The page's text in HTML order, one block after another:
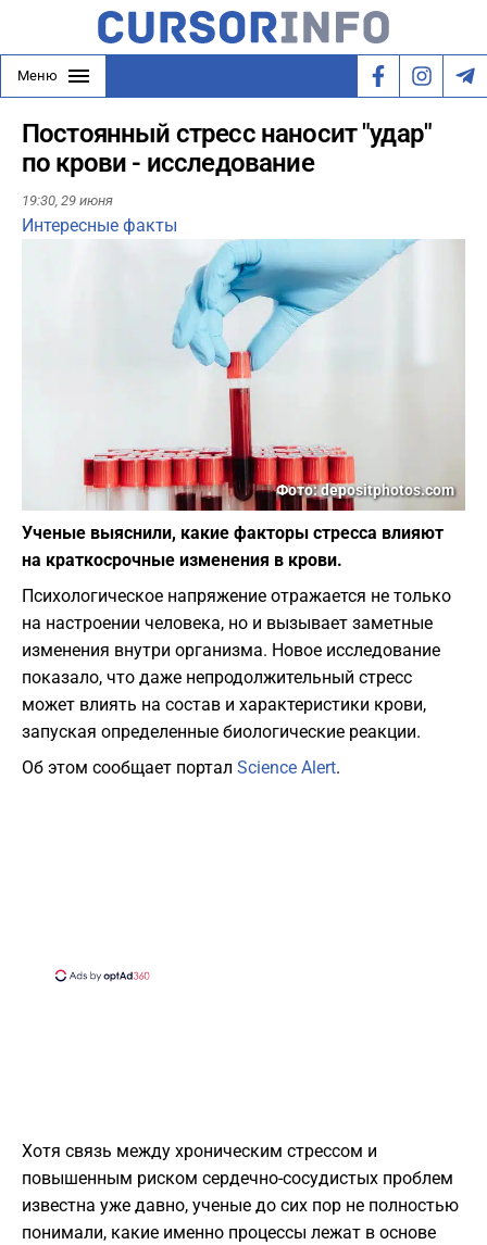
Меню
Постоянный стресс наносит "удар"
по крови - исследование
19:30, 29 июня
Интересные факты
Фото: depositphotos.com
Ученые выяснили, какие факторы стресса влияют
на краткосрочные изменения в крови.
Психологическое напряжение отражается не только
на настроении человека, но и вызывает заметные
изменения внутри организма. Новое исследование
показало, что даже непродолжительный стресс
может влиять на состав и характеристики крови,
запуская определенные биологические реакции.
Об этом сообщает портал Science Alert.
Хотя связь между хроническим стрессом и
повышенным риском сердечно-сосудистых проблем
известна уже давно, ученые до сих пор не полностью
понимали, какие именно процессы лежат в основе